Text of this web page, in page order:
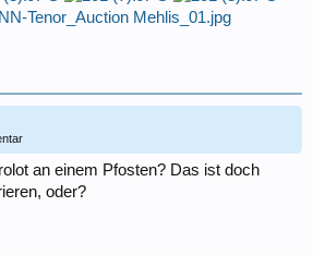
an einem Pfosten? Das ist doch
oder?